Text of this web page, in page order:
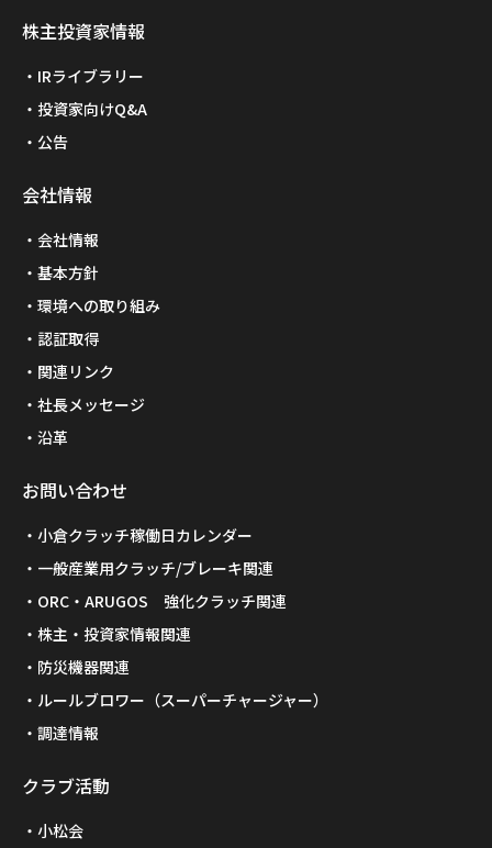
株主投資家情報
IRライブラリー
投資家向けQ&A
公告
会社情報
会社情報
基本方針
環境への取り組み
認証取得
関連リンク
社長メッセージ
沿革
お問い合わせ
小倉クラッチ稼働日カレンダー
一般産業用クラッチ/ブレーキ関連
ORC・ARUGOS 強化クラッチ関連
株主・投資家情報関連
防災機器関連
ルールブロワー（スーパーチャージャー）
調達情報
クラブ活動
小松会